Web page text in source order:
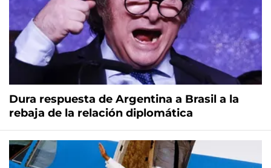
Dura respuesta de Argentina a Brasil a la
rebaja de la relación diplomática